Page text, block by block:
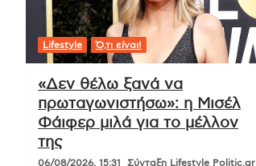
Lifestyle Ό,τι είναι!
«Δεν θέλω ξανά να
πρωταγωνιστήσω»: η Μισέλ
Φάιφερ μιλά για το μέλλον
της
06/08/2026, 15:31 Σύνταξη Lifestyle Politic.gr